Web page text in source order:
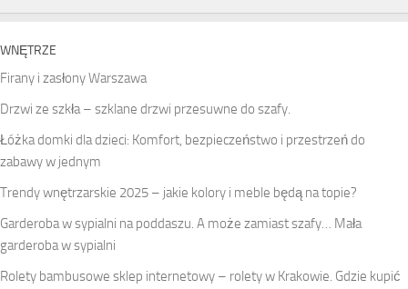
WNĘTRZE
Firany i zasłony Warszawa
Drzwi ze szkła – szklane drzwi przesuwne do szafy.
Łóżka domki dla dzieci: Komfort, bezpieczeństwo i przestrzeń do
zabawy w jednym
Trendy wnętrzarskie 2025 – jakie kolory i meble będą na topie?
Garderoba w sypialni na poddaszu. A może zamiast szafy… Mała
garderoba w sypialni
Rolety bambusowe sklep internetowy – rolety w Krakowie. Gdzie kupić